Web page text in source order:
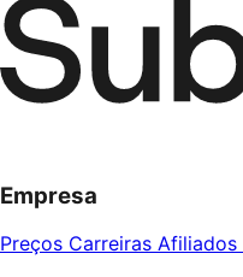
Empresa
Preços Carreiras Afiliados